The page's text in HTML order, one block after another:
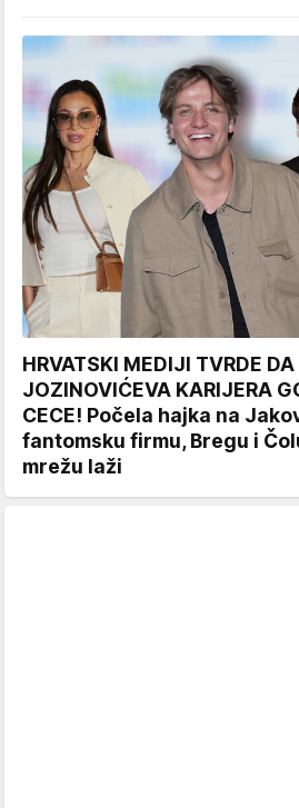
HRVATSKI MEDIJI TVRDE DA
JOZINOVIĆEVA KARIJERA
CECE! Počela hajka na
fantomsku firmu, Bregu i
mrežu laži